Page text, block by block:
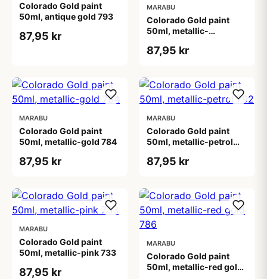
Colorado Gold paint
50ml, antique gold 793
87,95 kr
MARABU
Colorado Gold paint
50ml, metallic-
87,95 kr
MARABU
Colorado Gold paint
50ml, metallic-gold 784
87,95 kr
MARABU
Colorado Gold paint
50ml, metallic-petrol
87,95 kr
MARABU
Colorado Gold paint
50ml, metallic-pink 733
87,95 kr
MARABU
Colorado Gold paint
50ml, metallic-red gold